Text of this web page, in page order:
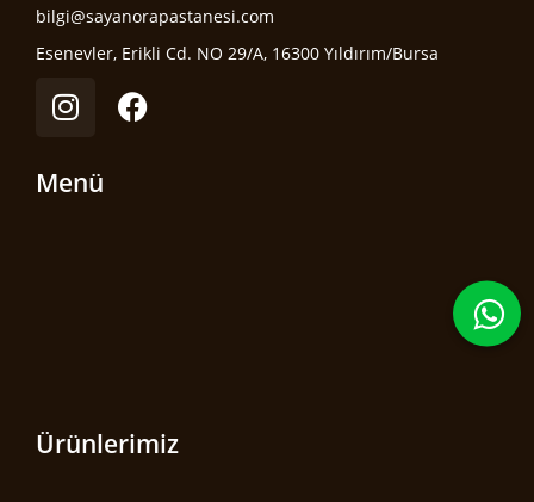
bilgi@sayanorapastanesi.com
Esenevler, Erikli Cd. NO 29/A, 16300 Yıldırım/Bursa
Menü
Ürünlerimiz